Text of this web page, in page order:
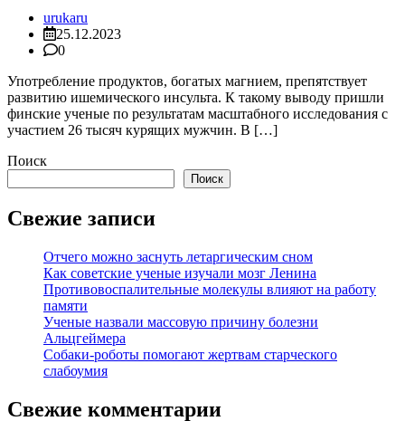
urukaru
25.12.2023
0
Употребление продуктов, богатых магнием, препятствует
развитию ишемического инсульта. К такому выводу пришли
финские ученые по результатам масштабного исследования с
участием 26 тысяч курящих мужчин. В […]
Поиск
Поиск
Свежие записи
Отчего можно заснуть летаргическим сном
Как советские ученые изучали мозг Ленина
Противовоспалительные молекулы влияют на работу
памяти
Ученые назвали массовую причину болезни
Альцгеймера
Собаки-роботы помогают жертвам старческого
слабоумия
Свежие комментарии